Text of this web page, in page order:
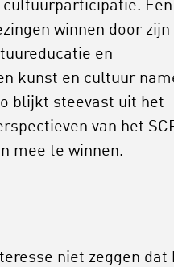
Een
winnen door zijn
en
kunst en cultuur
blijkt steevast uit het
van het
mee te winnen.
niet zeggen dat